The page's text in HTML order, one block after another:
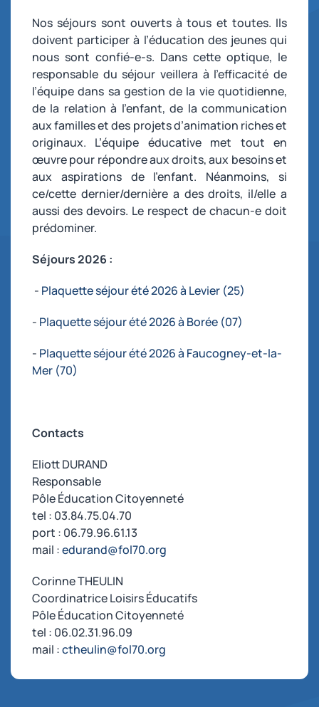
Nos séjours sont ouverts à tous et toutes. Ils
doivent participer à l’éducation des jeunes qui
nous sont confié-e-s. Dans cette optique, le
responsable du séjour veillera à l’efficacité de
l’équipe dans sa gestion de la vie quotidienne,
de la relation à l’enfant, de la communication
aux familles et des projets d’animation riches et
originaux. L’équipe éducative met tout en
œuvre pour répondre aux droits, aux besoins et
aux aspirations de l’enfant. Néanmoins, si
ce/cette dernier/dernière a des droits, il/elle a
aussi des devoirs. Le respect de chacun-e doit
prédominer.
Séjours 2026 :
- Plaquette séjour été 2026 à Levier (25)
- Plaquette séjour été 2026 à Borée (07)
- Plaquette séjour été 2026 à Faucogney-et-la-
Mer (70)
Contacts
Eliott DURAND
Responsable
Pôle Éducation Citoyenneté
tel : 03.84.75.04.70
port : 06.79.96.61.13
mail :edurand@fol70.org
Corinne THEULIN
Coordinatrice Loisirs Éducatifs
Pôle Éducation Citoyenneté
tel : 06.02.31.96.09
mail :ctheulin@fol70.org